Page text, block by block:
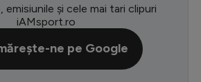
League
emisiunile și cele mai tari clipuri
iAMsport.ro
ne pe Google